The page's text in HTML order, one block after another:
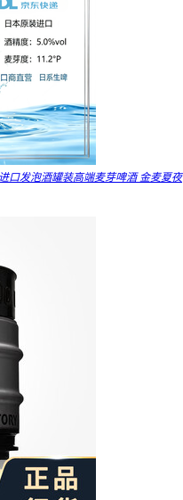
口发泡酒罐装高端麦芽啤酒 金麦夏夜